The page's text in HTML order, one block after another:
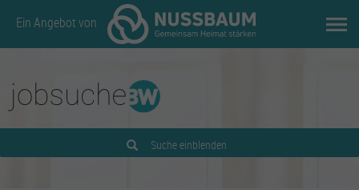
Ein Angebot von
Suche einblenden